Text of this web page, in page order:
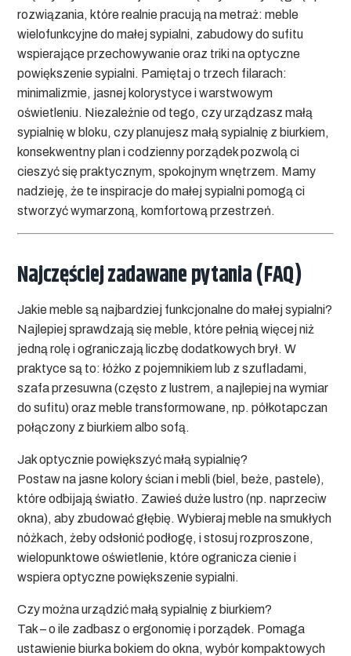
rozwiązania, które realnie pracują na metraż:meble
wielofunkcyjne do małej sypialni, zabudowy do sufitu
wspierające przechowywanie oraz triki naoptyczne
powiększenie sypialni. Pamiętaj o trzech filarach:
minimalizmie, jasnej kolorystyce i warstwowym
oświetleniu. Niezależnie od tego, czy urządzaszmałą
sypialnię w bloku, czy planujeszmałą sypialnię z biurkiem,
konsekwentny plan i codzienny porządek pozwolą ci
cieszyć się praktycznym, spokojnym wnętrzem. Mamy
nadzieję, że teinspiracje do małej sypialnipomogą ci
stworzyć wymarzoną, komfortową przestrzeń.
Najczęściej zadawane pytania (FAQ)
Jakie meble są najbardziej funkcjonalne do małej sypialni?
Najlepiej sprawdzają się meble, które pełnią więcej niż
jedną rolę i ograniczają liczbę dodatkowych brył. W
praktyce są to:łóżko z pojemnikiem lub z szufladami,
szafa przesuwna(często z lustrem, a najlepiej na wymiar
do sufitu) oraz meble transformowane, np. półkotapczan
połączony z biurkiem albo sofą.
Jak optycznie powiększyć małą sypialnię?
Postaw na jasne kolory ścian i mebli (biel, beże, pastele),
które odbijają światło. Zawieś duże lustro (np. naprzeciw
okna), aby zbudować głębię. Wybieraj meble na smukłych
nóżkach, żeby odsłonić podłogę, i stosuj rozproszone,
wielopunktowe oświetlenie, które ogranicza cienie i
wspieraoptyczne powiększenie sypialni.
Czy można urządzić małą sypialnię z biurkiem?
Tak – o ile zadbasz o ergonomię i porządek. Pomaga
ustawienie biurka bokiem do okna, wybór kompaktowych